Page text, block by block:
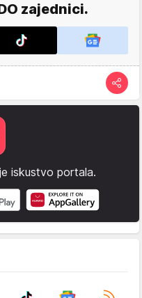
zajednici.
iskustvo portala.